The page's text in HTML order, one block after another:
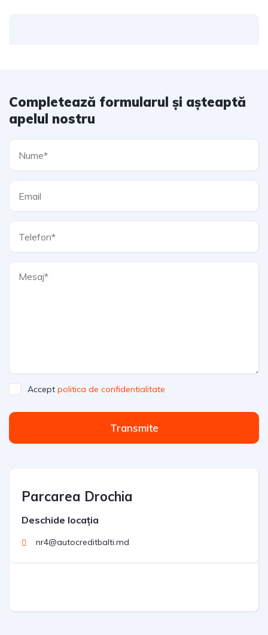
Completează formularul și așteaptă
apelul nostru
Accept politica de confidentialitate
Transmite
Parcarea Drochia
Deschide locația
nr4@autocreditbalti.md